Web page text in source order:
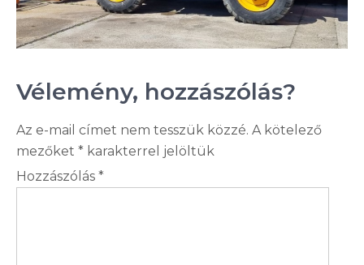
Vélemény, hozzászólás?
Az e-mail címet nem tesszük közzé. A kötelező
mezőket * karakterrel jelöltük
Hozzászólás *